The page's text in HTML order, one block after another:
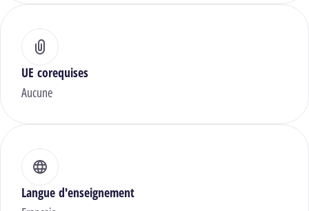
UE corequises
Aucune
Langue d'enseignement